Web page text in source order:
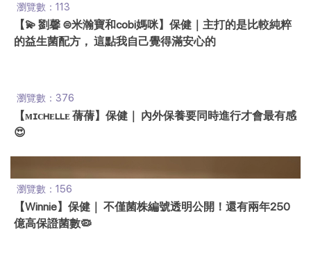
瀏覽數：113
【💫 劉馨 ⊜米瀚寶和cobi媽咪】保健｜主打的是比較純粹
的益生菌配方， 這點我自己覺得滿安心的
瀏覽數：376
【ᴍɪᴄʜᴇʟʟᴇ 蒨蒨】保健｜ 內外保養要同時進行才會最有感
😍
瀏覽數：156
【Winnie】保健｜ 不僅菌株編號透明公開！還有兩年250
億高保證菌數🦠